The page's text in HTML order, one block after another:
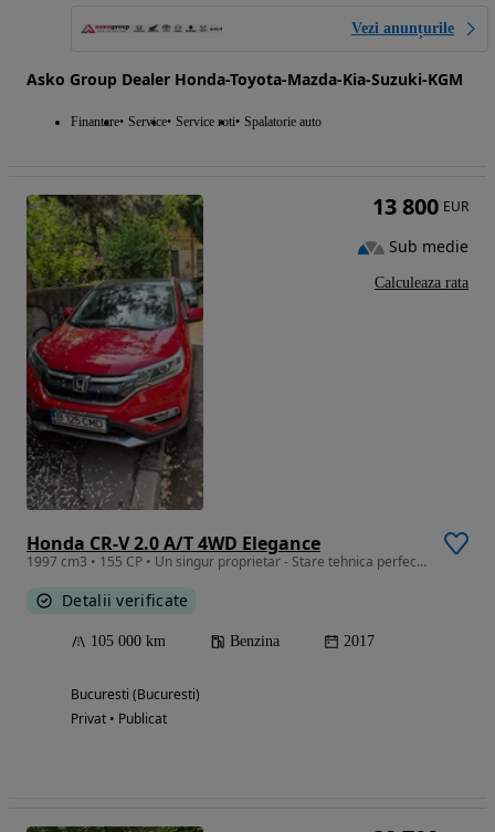
Vezi anunțurile
Asko Group Dealer Honda-Toyota-Mazda-Kia-Suzuki-KGM
Finantare Service Service roti Spalatorie auto
Honda CR-V 2.0 A/T 4WD Elegance
1997 cm3 • 155 CP • Un singur proprietar - Stare tehnica perfecta
Detalii verificate
105 000 km Benzina 2017
Bucuresti (Bucuresti)
Privat • Publicat
13 800 EUR
Sub medie
Calculeaza rata